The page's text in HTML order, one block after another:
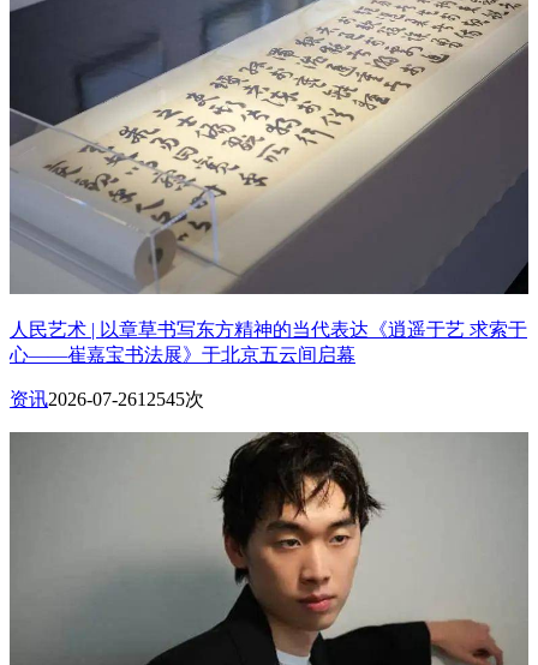
人民艺术 | 以章草书写东方精神的当代表达《逍遥于艺 求索于
心——崔嘉宝书法展》于北京五云间启幕
资讯2026-07-2612545次